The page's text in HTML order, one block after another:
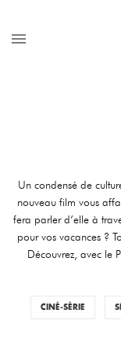
Un condensé de
nouveau film vous
fera parler d’elle à
pour vos vacances ?
Découvrez, avec le
CINÉ-SÉRIE